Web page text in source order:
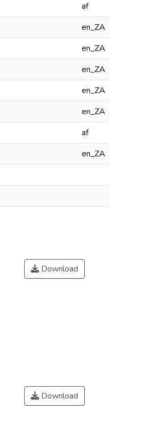
af
en_ZA
en_ZA
en_ZA
en_ZA
en_ZA
af
en_ZA
Download
Download